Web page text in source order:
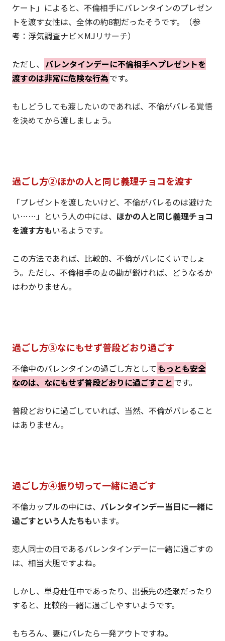
ケート」によると、不倫相手にバレンタインのプレゼン
トを渡す女性は、全体の約8割だったそうです。（参
考： 浮気調査ナビ×MJリサーチ）
ただし、 バレンタインデーに不倫相手へプレゼントを
渡すのは非常に危険な行為です。
もしどうしても渡したいのであれば、不倫がバレる覚悟
を決めてから渡しましょう。
過ごし方②ほかの人と同じ義理チョコを渡す
「プレゼントを渡したいけど、不倫がバレるのは避けた
い……」という人の中には、 ほかの人と同じ義理チョコ
を渡す方もいるようです。
この方法であれば、比較的、不倫がバレにくいでしょ
う。ただし、不倫相手の妻の勘が鋭ければ、どうなるか
はわかりません。
過ごし方③なにもせず普段どおり過ごす
不倫中のバレンタインの過ごし方として もっとも安全
なのは、なにもせず普段どおりに過ごすこと です。
普段どおりに過ごしていれば、当然、不倫がバレること
はありません。
過ごし方④振り切って一緒に過ごす
不倫カップルの中には、 バレンタインデー当日に一緒に
過ごすという人たちもいます。
恋人同士の日であるバレンタインデーに一緒に過ごすの
は、相当大胆ですよね。
しかし、単身赴任中であったり、出張先の逢瀬だったり
すると、比較的一緒に過ごしやすいようです。
もちろん、妻にバレたら一発アウトですね。